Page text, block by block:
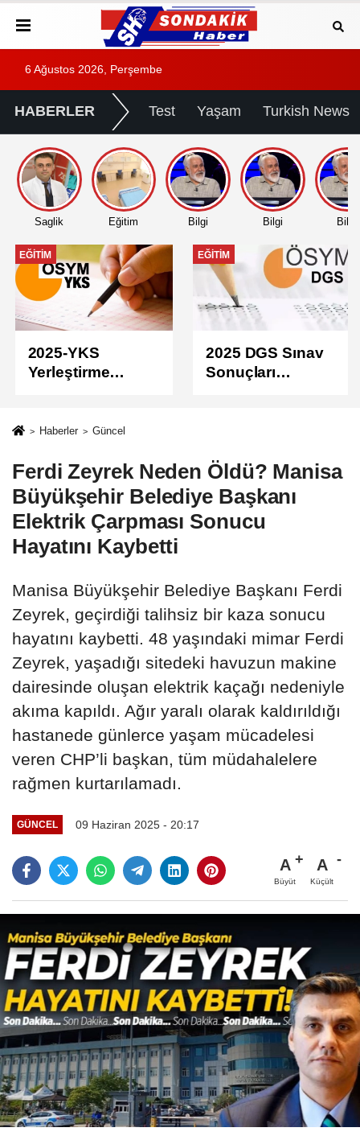
6 Ağustos 2026, Perşembe
HABERLER Test Yaşam Turkish News
Saglik Eğitim Bilgi Bilgi Bilgi
EĞITIM
2025-YKS
Yerleştirme
Sonuçlar
Açıldı
EĞITIM
2025 DGS Sınav
Sonuçları
Haberler Güncel
Ferdi Zeyrek Neden Öldü? Manisa
Büyükşehir Belediye Başkanı
Elektrik Çarpması Sonucu
Hayatını Kaybetti
Manisa Büyükşehir Belediye Başkanı Ferdi
Zeyrek, geçirdiği talihsiz bir kaza sonucu
hayatını kaybetti. 48 yaşındaki mimar Ferdi
Zeyrek, yaşadığı sitedeki havuzun makine
dairesinde oluşan elektrik kaçağı nedeniyle
akıma kapıldı. Ağır yaralı olarak kaldırıldığı
hastanede günlerce yaşam mücadelesi
veren CHP’li başkan, tüm müdahalelere
rağmen kurtarılamadı.
GÜNCEL 09 Haziran 2025 - 20:17
A
Büyüt
A
Küçült